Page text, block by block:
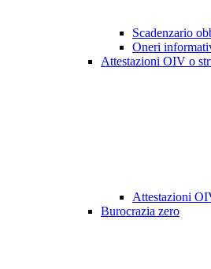
Scadenzario
Oneri
Attestazioni OIV o
Attestazioni
Burocrazia zero